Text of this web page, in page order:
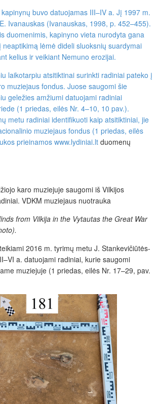
buvo datuojamas III–IV a. Jį 1997 m.
Ivanauskas (Ivanauskas, 1998, p. 452–455).
duomenimis, kapinyno vieta nurodyta gana
lėmė dideli sluoksnių suardymai
kelius ir veikiant Nemuno erozijai.
laikotarpiu atsitiktinai surinkti radiniai pateko į
muziejaus fondus. Juose saugomi šie
geležies amžiumi datuojami radiniai
(1 priedas, eilės Nr. 4–10, 10 pav.).
metu radiniai identifikuoti kaip atsitiktiniai, jie
muziejaus fondus (1 priedas, eilės
prieinamos www.lydiniai.lt duomenų
karo muziejuje saugomi iš Vilkijos
VDKM muziejaus nuotrauka
from Vilkija in the Vytautas the Great War
2016 m. tyrimų metu J. Stankevičiūtės-
a. datuojami radiniai, kurie saugomi
muziejuje (1 priedas, eilės Nr. 17–29, pav.